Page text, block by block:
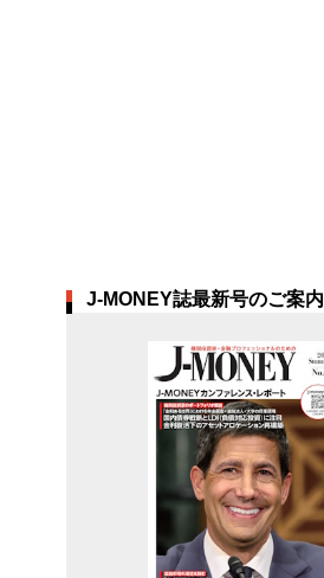
J-MONEY誌最新号のご案内